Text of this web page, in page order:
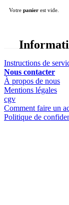
Votre panier est vide.
Instructions de
Nous contacter
À propos de nous
Mentions légales
cgv
Comment faire un
Politique de